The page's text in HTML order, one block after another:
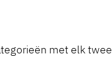
met elk twee